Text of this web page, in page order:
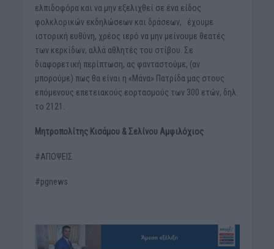
ελπιδοφόρα και να μην εξελιχθεί σε ένα είδος
φολκλορικών εκδηλώσεων και δράσεων, έχουμε
ιστορική ευθύνη, χρέος ιερό να μην μείνουμε θεατές
των κερκίδων, αλλά αθλητές του στίβου. Σε
διαφορετική περίπτωση, ας φανταστούμε, (αν
μπορούμε) πως θα είναι η «Μάνα» Πατρίδα μας στους
επόμενους επετειακούς εορτασμούς των 300 ετών, δηλ.
το 2121.
Μητροπολίτης Κισάμου & Σελίνου Αμφιλόχιος
#ΑΠΟΨΕΙΣ
#pgnews